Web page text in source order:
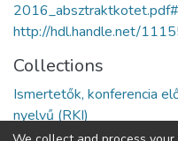
http://hdl.handle.net/
Collections
Ismertetők, konferencia
nyelvű (RKI)